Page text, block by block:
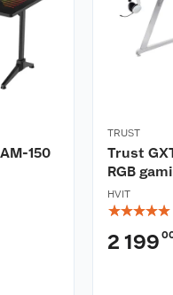
150
TRUST
Trust
RGB
HVIT
☆☆☆☆☆
2 199